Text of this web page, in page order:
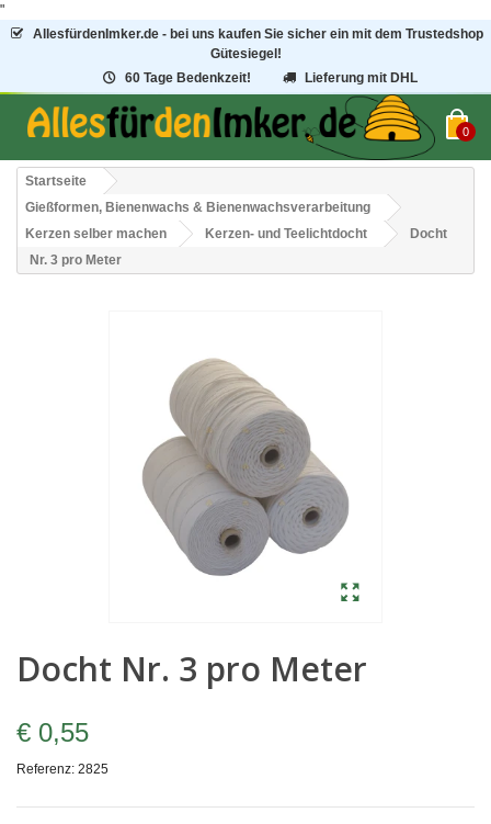
"
AllesfürdenImker.de - bei uns kaufen Sie sicher ein mit dem Trustedshop
Gütesiegel!
60 Tage Bedenkzeit!
Lieferung mit DHL
0
Startseite
Gießformen, Bienenwachs & Bienenwachsverarbeitung
Kerzen selber machen
Kerzen- und Teelichtdocht
Docht
Nr. 3 pro Meter
Docht Nr. 3 pro Meter
€ 0,55
Referenz: 2825